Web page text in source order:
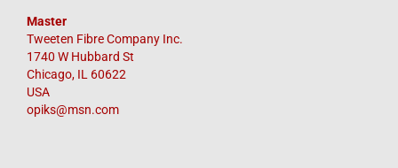
Master
Tweeten Fibre Company Inc.
1740 W Hubbard St
Chicago, IL 60622
USA
opiks@msn.com